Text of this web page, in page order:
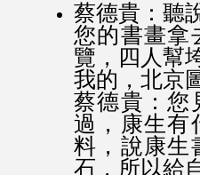
蔡德貴：聽
您的書畫拿
覽，四人幫
我的，北京
蔡德貴：您
過，康生有
料，說康生
石，所以給